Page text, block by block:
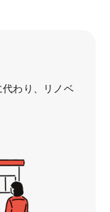
わり、
リノベ